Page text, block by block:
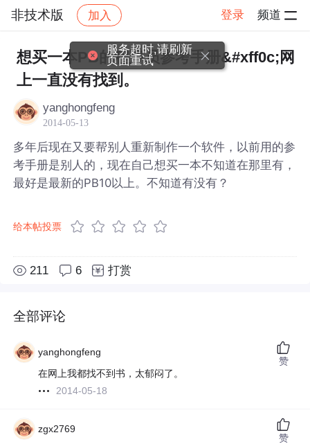
非技术版 加入 登录 频道
社区 非技术版 帖子详情
想买一本PB的程序员参考手册&#xff0c;网
上一直没有找到。
yanghongfeng
2014-05-13
多年后现在又要帮别人重新制作一个软件，以前用的参
考手册是别人的，现在自己想买一本不知道在那里有，
最好是最新的PB10以上。不知道有没有？
给本帖投票
211 6 打赏
全部评论
yanghongfeng
在网上我都找不到书，太郁闷了。
2014-05-18
赞
zgx2769
赞
服务超时,请刷新
页面重试